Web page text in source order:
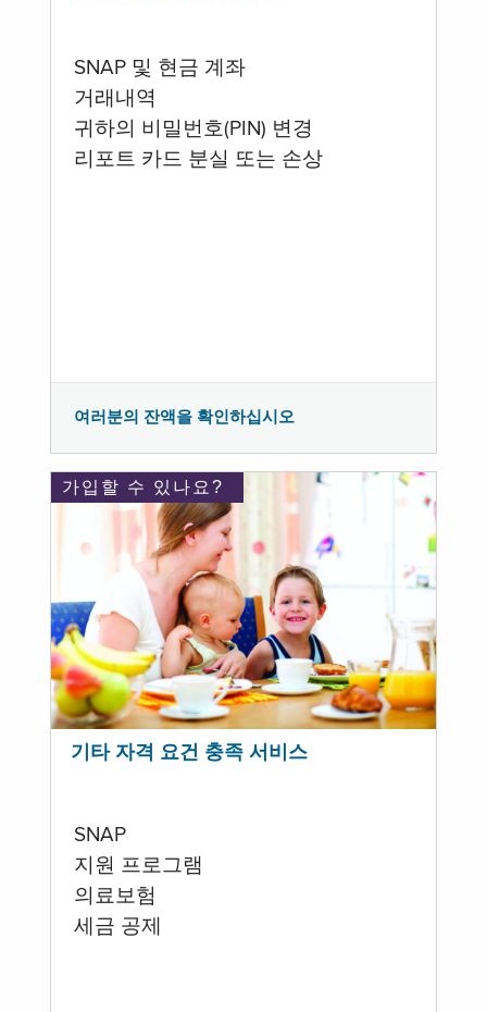
SNAP 및 현금 계좌
거래내역
귀하의 비밀번호(PIN) 변경
리포트 카드 분실 또는 손상
여러분의 잔액을 확인하십시오
가입할 수 있나요?
기타 자격 요건 충족 서비스
SNAP
지원 프로그램
의료보험
세금 공제